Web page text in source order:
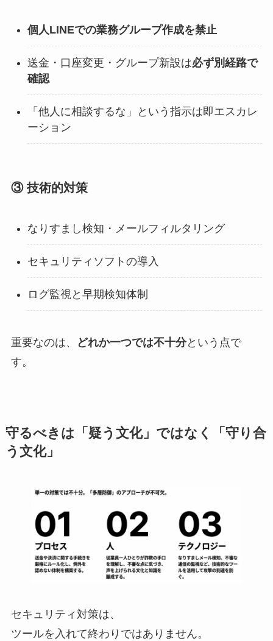
個人LINEでの業務グループ作成を禁止
送金・口座変更・グループ新設は必ず別経路で
確認
「他人に相談するな」という指示は即エスカレ
ーション
③ 技術的対策
なりすまし検知・メールフィルタリング
セキュリティソフトの導入
ログ監視と早期検知体制
重要なのは、 どれか一つでは不十分という点で
す。
守るべきは「疑う文化」ではなく「守り合
う文化」
セキュリティ対策は、
ツールを入れて終わりではありません。